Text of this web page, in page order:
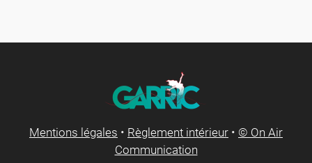
Mentions légales • Règlement intérieur • © On Air
Communication